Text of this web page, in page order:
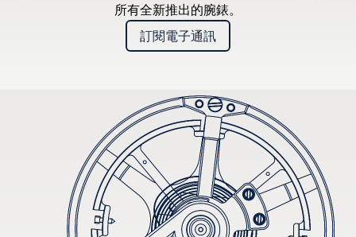
所有全新推出的腕錶。
訂閱電子通訊